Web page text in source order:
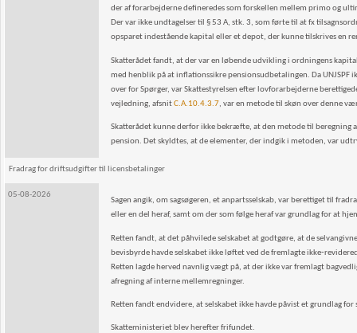
der af forarbejderne defineredes som forskellen mellem primo og
Der var ikke undtagelser til § 53 A, stk. 3, som førte til at fx
opsparet indestående kapital eller et depot, der kunne tilskrives en
Skatterådet fandt, at der var en løbende udvikling i ordningens
med henblik på at inflationssikre pensionsudbetalingen. Da
over for Spørger, var Skattestyrelsen efter lovforarbejderne
vejledning, afsnitC.A.10.4.3.7, var en metode til skøn over denne
Skatterådet kunne derfor ikke bekræfte, at den metode til beregning
pension. Det skyldtes, at de elementer, der indgik i metoden, var
Fradrag for driftsudgifter til licensbetalinger
05-08-2026
Sagen angik, om sagsøgeren, et anpartsselskab, var berettiget til
eller en del heraf, samt om der som følge heraf var grundlag for at
Retten fandt, at det påhvilede selskabet at godtgøre, at de
bevisbyrde havde selskabet ikke løftet ved de fremlagte
Retten lagde herved navnlig vægt på, at der ikke var fremlagt
afregning af interne mellemregninger.
Retten fandt endvidere, at selskabet ikke havde påvist et grundlag
Skatteministeriet blev herefter frifundet.